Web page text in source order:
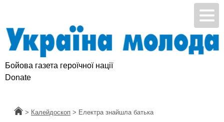
Бойова газета героїчної нації
Donate
Головна
> Калейдоскоп > Електра знайшла батька